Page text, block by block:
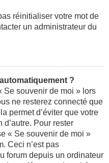
réinitialiser votre mot de
un administrateur du
?
Se souvenir de moi » lors
ne resterez connecté que
permet d’éviter que votre
d’autre. Pour rester
« Se souvenir de moi »
Ceci n’est pas
forum depuis un ordinateur